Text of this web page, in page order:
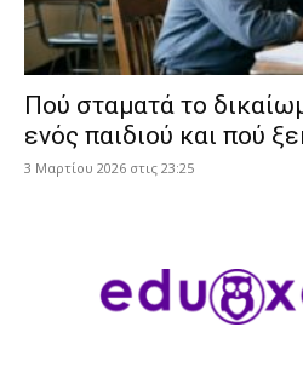
Πού σταματά το
ενός παιδιού και πού
3 Μαρτίου 2026 στις 23:25